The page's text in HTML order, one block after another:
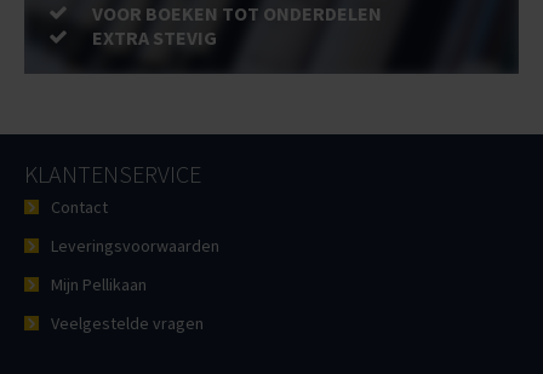
VOOR BOEKEN TOT ONDERDELEN
EXTRA STEVIG
KLANTENSERVICE
Contact
Leveringsvoorwaarden
Mijn Pellikaan
Veelgestelde vragen